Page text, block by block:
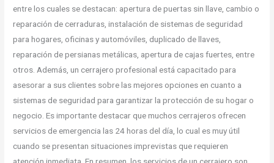
entre los cuales se destacan: apertura de puertas sin llave, cambio o
reparación de cerraduras, instalación de sistemas de seguridad
para hogares, oficinas y automóviles, duplicado de llaves,
reparación de persianas metálicas, apertura de cajas fuertes, entre
otros. Además, un cerrajero profesional está capacitado para
asesorar a sus clientes sobre las mejores opciones en cuanto a
sistemas de seguridad para garantizar la protección de su hogar o
negocio. Es importante destacar que muchos cerrajeros ofrecen
servicios de emergencia las 24 horas del día, lo cual es muy útil
cuando se presentan situaciones imprevistas que requieren